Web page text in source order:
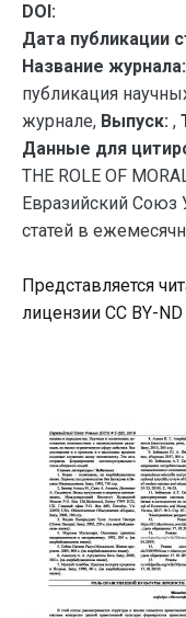
DOI:
Дата публикации
Название журнала:
публикация
журнале, Выпуск: ,
Данные для
THE ROLE OF
Евразийский Союз
статей в
Представляется
лицензии CC BY-ND